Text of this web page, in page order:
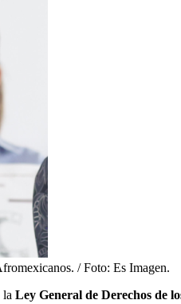
/ Foto: Es Imagen.
la Ley General de Derechos de